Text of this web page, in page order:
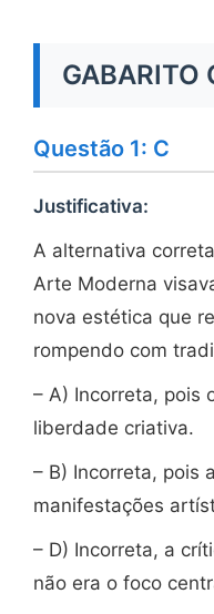
GABARITO
Questão 1: C
Justificativa:
A alternativa
Arte Moderna
nova estética que
rompendo com
– A) Incorreta, pois
liberdade criativa.
– B) Incorreta, pois
manifestações
– D) Incorreta, a
não era o foco